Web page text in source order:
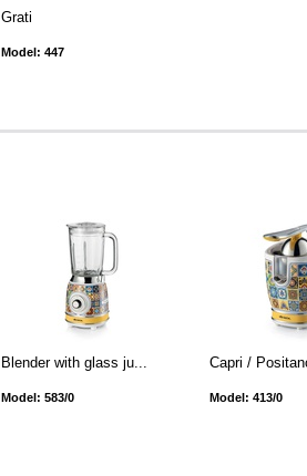
Grati
Model: 447
Blender with glass ju...
Model: 583/0
Capri /
Model: 413/0